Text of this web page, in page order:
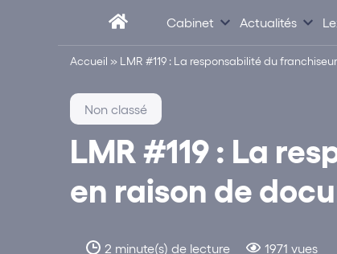
Cabinet Actualités
Accueil » LMR #119 : La responsabilité du
LMR #119 : La
en raison de
2 minute(s) de lecture 1971 vues
Non classé